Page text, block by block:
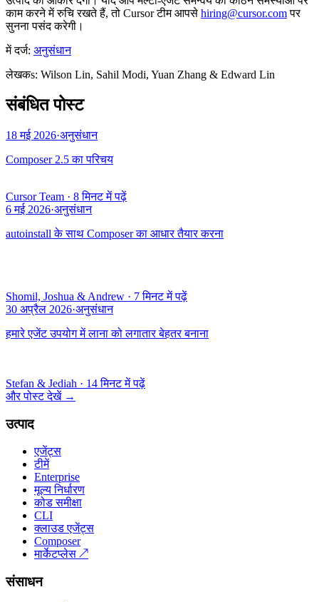
काम करने में रुचि रखते हैं, तो Cursor टीम आपसे hiring@cursor.comपर
सुनना पसंद करेगी।
में दर्ज: अनुसंधान
लेखकs: Wilson Lin, Sahil Modi, Yuan Zhang & Edward Lin
संबंधित पोस्ट
18 मई 2026·अनुसंधान
Composer 2.5 का परिचय
Cursor Team · 8 मिनट में पढ़ें
6 मई 2026·अनुसंधान
autoinstall के साथ Composer का आधार तैयार करना
Shomil, Joshua & Andrew · 7 मिनट में पढ़ें
30 अप्रैल 2026·अनुसंधान
हमारे एजेंट उपयोग में लाना को लगातार बेहतर बनाना
Stefan & Jediah · 14 मिनट में पढ़ें
और पोस्ट देखें→
उत्पाद
एजेंट्स
टीमें
Enterprise
मूल्य निर्धारण
कोड समीक्षा
CLI
क्लाउड एजेंट्स
Composer
मार्केटप्लेस ↗
संसाधन